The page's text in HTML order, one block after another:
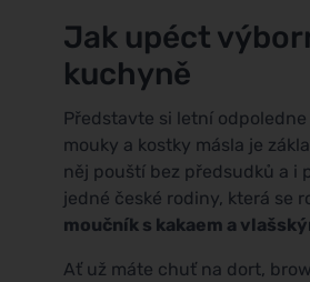
Jak upéct
kuchyně
Představte si letní
mouky a kostky másla je
něj pouští bez předsudků a i
jedné české rodiny, která se
moučník s kakaem a
Ať už máte chuť na dort,